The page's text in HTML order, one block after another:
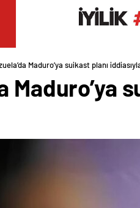
Maduro’ya suikast planı
Maduro’ya